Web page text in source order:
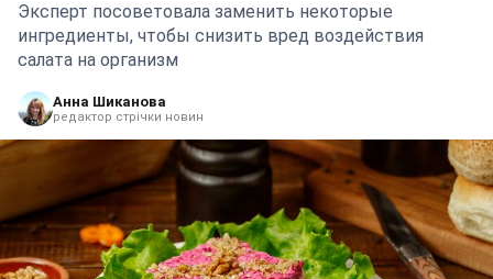
Эксперт посоветовала заменить некоторые
ингредиенты, чтобы снизить вред воздействия
салата на организм
Анна Шиканова
редактор стрічки новин